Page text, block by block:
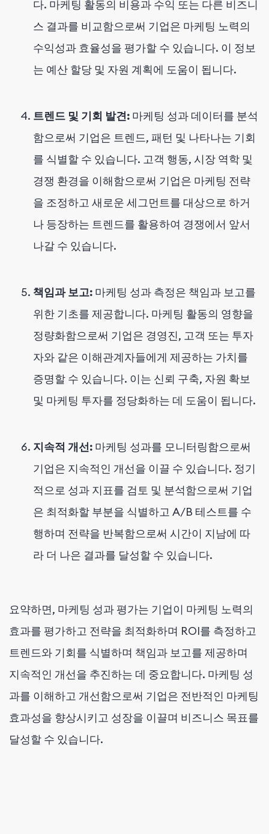
다. 마케팅 활동의 비용과 수익 또는 다른 비즈니
스 결과를 비교함으로써 기업은 마케팅 노력의
수익성과 효율성을 평가할 수 있습니다. 이 정보
는 예산 할당 및 자원 계획에 도움이 됩니다.
트렌드 및 기회 발견: 마케팅 성과 데이터를 분석
함으로써 기업은 트렌드, 패턴 및 나타나는 기회
를 식별할 수 있습니다. 고객 행동, 시장 역학 및
경쟁 환경을 이해함으로써 기업은 마케팅 전략
을 조정하고 새로운 세그먼트를 대상으로 하거
나 등장하는 트렌드를 활용하여 경쟁에서 앞서
나갈 수 있습니다.
책임과 보고: 마케팅 성과 측정은 책임과 보고를
위한 기초를 제공합니다. 마케팅 활동의 영향을
정량화함으로써 기업은 경영진, 고객 또는 투자
자와 같은 이해관계자들에게 제공하는 가치를
증명할 수 있습니다. 이는 신뢰 구축, 자원 확보
및 마케팅 투자를 정당화하는 데 도움이 됩니다.
지속적 개선: 마케팅 성과를 모니터링함으로써
기업은 지속적인 개선을 이끌 수 있습니다. 정기
적으로 성과 지표를 검토 및 분석함으로써 기업
은 최적화할 부분을 식별하고 A/B 테스트를 수
행하며 전략을 반복함으로써 시간이 지남에 따
라 더 나은 결과를 달성할 수 있습니다.
요약하면, 마케팅 성과 평가는 기업이 마케팅 노력의
효과를 평가하고 전략을 최적화하며 ROI를 측정하고
트렌드와 기회를 식별하며 책임과 보고를 제공하며
지속적인 개선을 추진하는 데 중요합니다. 마케팅 성
과를 이해하고 개선함으로써 기업은 전반적인 마케팅
효과성을 향상시키고 성장을 이끌며 비즈니스 목표를
달성할 수 있습니다.